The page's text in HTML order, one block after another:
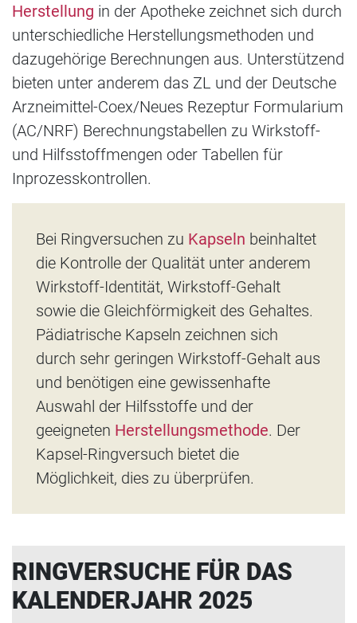
Herstellung in der Apotheke zeichnet sich durch
unterschiedliche Herstellungsmethoden und
dazugehörige Berechnungen aus. Unterstützend
bieten unter anderem das ZL und der Deutsche
Arzneimittel-Coex/Neues Rezeptur Formularium
(AC/NRF) Berechnungstabellen zu Wirkstoff-
und Hilfsstoffmengen oder Tabellen für
Inprozesskontrollen.
Bei Ringversuchen zu Kapseln beinhaltet
die Kontrolle der Qualität unter anderem
Wirkstoff-Identität, Wirkstoff-Gehalt
sowie die Gleichförmigkeit des Gehaltes.
Pädiatrische Kapseln zeichnen sich
durch sehr geringen Wirkstoff-Gehalt aus
und benötigen eine gewissenhafte
Auswahl der Hilfsstoffe und der
geeigneten Herstellungsmethode. Der
Kapsel-Ringversuch bietet die
Möglichkeit, dies zu überprüfen.
RINGVERSUCHE FÜR DAS
KALENDERJAHR 2025